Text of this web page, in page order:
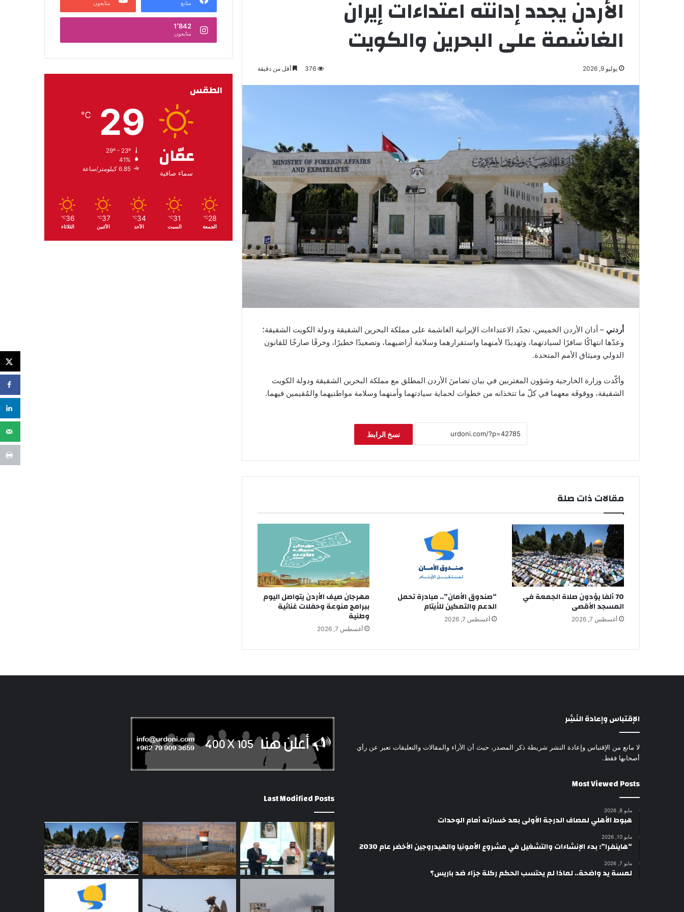
الأردن يجدد إدانته اعتداءات إيران
الغاشمة على البحرين والكويت
يوليو 9, 2026 376 أقل من دقيقة
أردني – أدان الأردن الخميس، تجدّد الاعتداءات الإيرانية الغاشمة على مملكة البحرين الشقيقة ودولة الكويت الشقيقة؛
وعدّها انتهاكًا سافرًا لسيادتهما، وتهديدًا لأمنهما واستقرارهما وسلامة أراضيهما، وتصعيدًا خطيرًا، وخرقًا صارخًا للقانون
الدولي وميثاق الأمم المتحدة.
وأكّدت وزارة الخارجية وشؤون المغتربين في بيان تضامنَ الأردن المطلق مع مملكة البحرين الشقيقة ودولة الكويت
الشقيقة، ووقوفَه معهما في كلّ ما تتخذانه من خطوات لحماية سيادتهما وأمنهما وسلامة مواطنيهما والمُقيمين فيهما.
نسخ الرابط
مقالات ذات صلة
70 ألفا يؤدون صلاة الجمعة في
المسجد الأقصى
أغسطس 7, 2026
“صندوق الأمان”.. مبادرة تحمل
الدعم والتمكين للأيتام
أغسطس 7, 2026
مهرجان صيف الأردن يتواصل اليوم
ببرامج منوعة وحفلات غنائية
وطنية
أغسطس 7, 2026
متابع متابعون
1٬842
متابعون
الطقس
عمّان
سماء صافية
29
℃
41%
6.85 كيلومتر/ساعة
28
℃
الجمعة
31
℃
السبت
34
℃
الأحد
37
℃
الأثنين
36
℃
الثلاثاء
الإقتباس وإعادة النَشِر
لا مانع من الإقتباس وإعادة النشر شريطة ذكر المصدر، حيث أن الأراء والمقالات والتعليقات تعبر عن رأي
أصحابها فقط.
Most Viewed Posts
مايو 8, 2026
هبوط الأهلي لمصاف الدرجة الأولى بعد خسارته أمام الوحدات
مايو 10, 2026
“هاينفرا”: بدء الإنشاءات والتشغيل في مشروع الأمونيا والهيدروجين الأخضر عام 2030
مايو 7, 2026
لمسة يد واضحة.. لماذا لم يحتسب الحكم ركلة جزاء ضد باريس؟
Last Modified Posts